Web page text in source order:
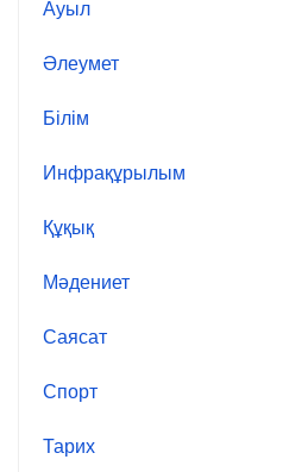
Ауыл
Әлеумет
Білім
Инфрақұрылым
Құқық
Мәдениет
Саясат
Спорт
Тарих